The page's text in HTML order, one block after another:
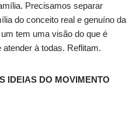
Precisamos separar
do conceito real e genuíno da
tem uma visão do que é
à todas. Reflitam.
IDEIAS DO MOVIMENTO